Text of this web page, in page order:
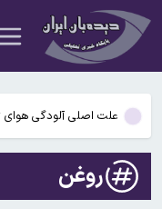
ذوالقدر: تا آمریکا
سکه در آستانه بازگشت به کانال ۱۸۸
علت اصلی آلودگی هوای
پزشکیان: امروز
۹۴۵ هزار فقره تخلف موتورسواران در تهران
…
روغن